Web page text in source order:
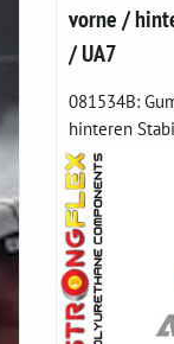
vorne /
/ UA7
081534B:
hinteren